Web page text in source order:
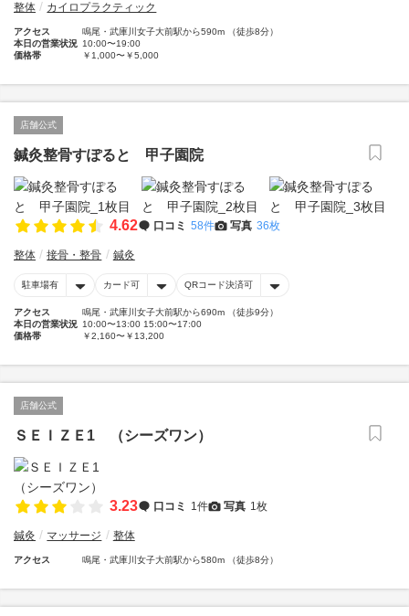
整体 カイロプラクティック
アクセス
鳴尾・武庫川女子大前駅から590m （徒歩8分）
本日の営業状況 10:00〜19:00
価格帯
￥1,000〜￥5,000
店舗公式
鍼灸整骨すぽると 甲子園院
4.62 口コミ 58件 写真 36枚
整体 接骨・整骨 鍼灸
駐車場有 カード可 QRコード決済可
アクセス
鳴尾・武庫川女子大前駅から690m （徒歩9分）
本日の営業状況 10:00〜13:00 15:00〜17:00
価格帯
￥2,160〜￥13,200
店舗公式
ＳＥＩＺＥ1 （シーズワン）
3.23 口コミ 1件 写真 1枚
鍼灸 マッサージ 整体
アクセス 鳴尾・武庫川女子大前駅から580m （徒歩8分）